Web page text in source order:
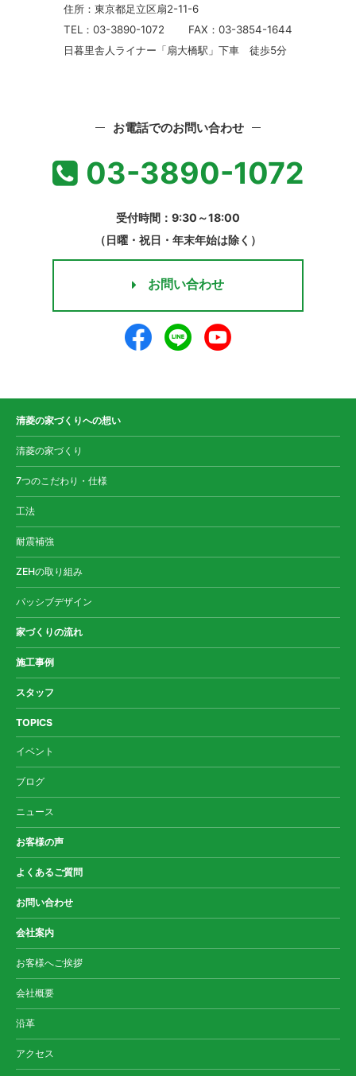
住所：東京都足立区扇2-11-6
TEL：03-3890-1072
FAX：03-3854-1644
日暮里舎人ライナー「扇大橋駅」下車 徒歩5分
お電話でのお問い合わせ
03-3890-1072
受付時間：9:30～18:00
（日曜・祝日・年末年始は除く）
お問い合わせ
清菱の家づくりへの想い
清菱の家づくり
7つのこだわり・仕様
工法
耐震補強
ZEHの取り組み
パッシブデザイン
家づくりの流れ
施工事例
スタッフ
TOPICS
イベント
ブログ
ニュース
お客様の声
よくあるご質問
お問い合わせ
会社案内
お客様へご挨拶
会社概要
沿革
アクセス